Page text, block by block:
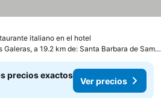
italiano en el hotel
Las Galeras, a 19.2 km de: Santa Barbara de Samana
precios exactos
Ver precios